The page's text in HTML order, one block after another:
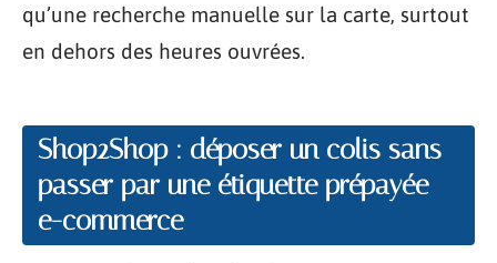
qu’une recherche manuelle sur la carte, surtout
en dehors des heures ouvrées.
Shop2Shop : déposer un colis sans
passer par une étiquette prépayée
e-commerce